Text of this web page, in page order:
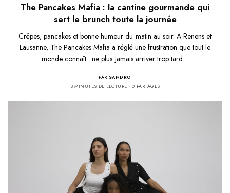
The Pancakes Mafia : la cantine gourmande qui
sert le brunch toute la journée
Crêpes, pancakes et bonne humeur du matin au soir. A Renens et
Lausanne, The Pancakes Mafia a réglé une frustration que tout le
monde connaît : ne plus jamais arriver trop tard…
PAR SANDRO
3 MINUTES DE LECTURE
0 PARTAGES